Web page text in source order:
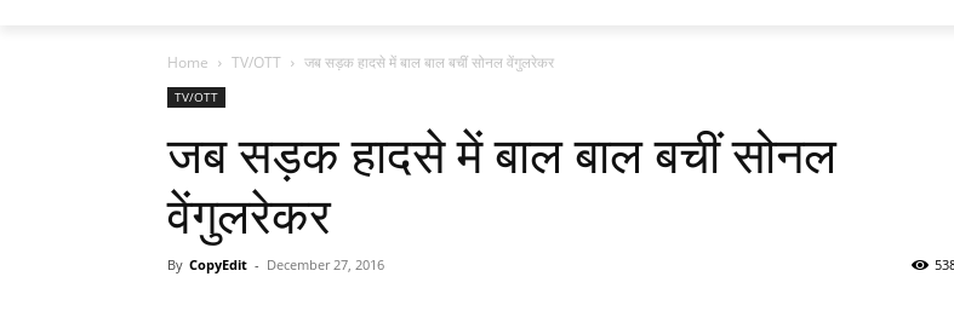
Home TV/OTT जब सड़क हादसे में बाल बाल बचीं सोनल वेंगुलरेकर
TV/OTT
जब सड़क हादसे में बाल बाल बचीं सोनल
वेंगुलरेकर
By CopyEdit - December 27, 2016